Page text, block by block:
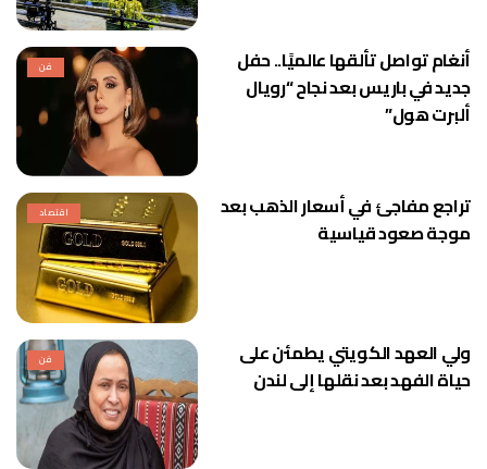
فن
أنغام تواصل تألقها عالميًا.. حفل
جديد في باريس بعد نجاح “رويال
ألبرت هول”
اقتصاد
تراجع مفاجئ في أسعار الذهب بعد
موجة صعود قياسية
فن
ولي العهد الكويتي يطمئن على
حياة الفهد بعد نقلها إلى لندن